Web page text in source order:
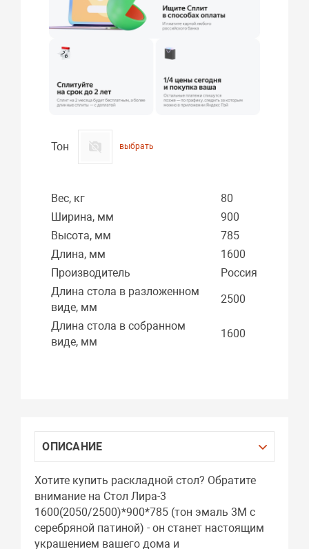
Тон выбрать
Вес, кг
80
Ширина, мм
900
Высота, мм
785
Длина, мм
1600
Производитель
Россия
Длина стола в разложенном
виде, мм
2500
Длина стола в собранном
виде, мм
1600
ОПИСАНИЕ
Хотите купить раскладной стол? Обратите
внимание на Стол Лира-3
1600(2050/2500)*900*785 (тон эмаль 3М с
серебряной патиной) - он станет настоящим
украшением вашего дома и